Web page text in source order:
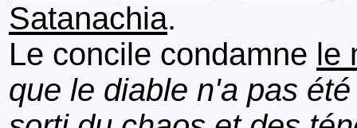
Satanachia.
Le concile condamne le
que le diable n'a pas